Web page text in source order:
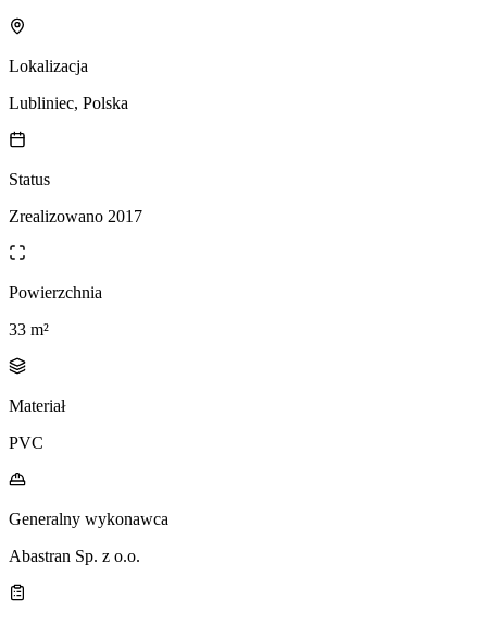
Lokalizacja
Lubliniec, Polska
Status
Zrealizowano 2017
Powierzchnia
33 m²
Materiał
PVC
Generalny wykonawca
Abastran Sp. z o.o.